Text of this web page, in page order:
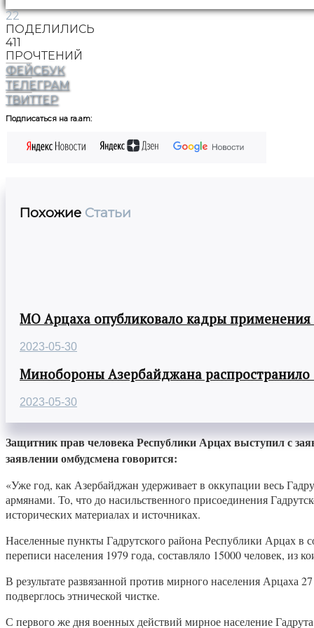
22
ПОДЕЛИЛИСЬ
411
ПРОЧТЕНИЙ
ФЕЙСБУК
ТЕЛЕГРАМ
ТВИТТЕР
Подписаться на ra.am:
Похожие Статьи
МО Арцаха опубликовало кадры
2023-05-30
Минобороны Азербайджана
2023-05-30
Защитник прав человека Республики Арцах выступил с
заявлении омбудсмена говорится:
«Уже год, как Азербайджан удерживает в оккупации весь
армянами. То, что до насильственного присоединения
исторических материалах и источниках.
Населенные пункты Гадрутского района Республики Арцах в
переписи населения 1979 года, составляло 15000 человек, из
В результате развязанной против мирного населения Арцаха
подверглось этнической чистке.
С первого же дня военных действий мирное население